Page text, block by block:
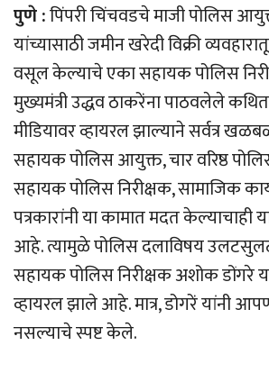
पुणे :पिंपरी चिंचवडचे माजी पोलिस
यांच्यासाठी जमीन खरेदी विक्री
वसूल केल्याचे एका सहायक पोलिस
मुख्यमंत्री उद्धव ठाकरेंना पाठवलेले
मीडियावर व्हायरल झाल्याने सर्वत्र
सहायक पोलिस आयुक्त, चार वरिष्ठ
सहायक पोलिस निरीक्षक, सामाजिक
पत्रकारांनी या कामात मदत केल्याचाही
आहे. त्यामुळे पोलिस दलाविषय
सहायक पोलिस निरीक्षक अशोक डोंगरे
व्हायरल झाले आहे. मात्र, डोगरें यांनी
नसल्याचे स्पष्ट केले.